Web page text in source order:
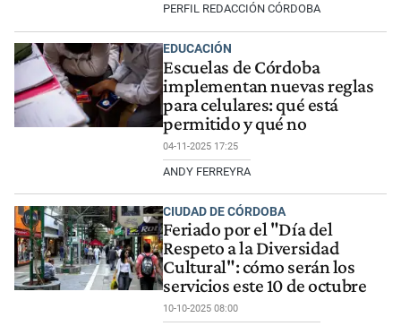
PERFIL REDACCIÓN CÓRDOBA
EDUCACIÓN
Escuelas de Córdoba
implementan nuevas reglas
para celulares: qué está
permitido y qué no
04-11-2025 17:25
ANDY FERREYRA
CIUDAD DE CÓRDOBA
Feriado por el "Día del
Respeto a la Diversidad
Cultural": cómo serán los
servicios este 10 de octubre
10-10-2025 08:00